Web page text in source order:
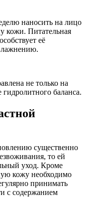
наносить на лицо
кожи. Питательная
её
не только на
баланса.
существенно
то ей
уход. Кроме
кожу необходимо
принимать
с содержанием